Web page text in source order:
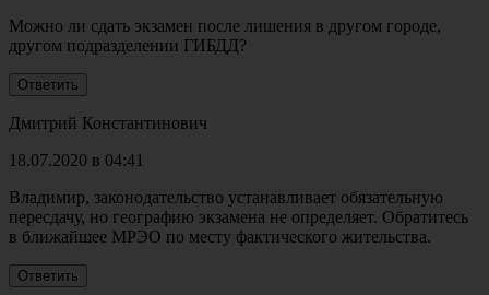
Можно ли сдать экзамен после лишения в другом городе,
другом подразделении ГИБДД?
Дмитрий Константинович
18.07.2020 в 04:41
Владимир, законодательство устанавливает обязательную
пересдачу, но географию экзамена не определяет. Обратитесь
в ближайшее МРЭО по месту фактического жительства.